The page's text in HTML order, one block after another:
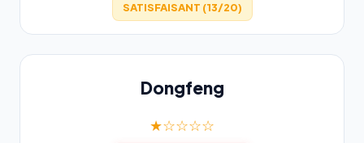
SATISFAISANT (13/20)
Dongfeng
★☆☆☆☆